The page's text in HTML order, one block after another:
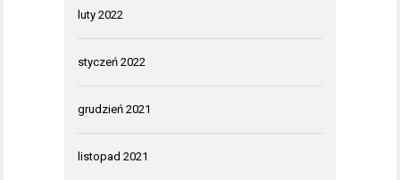
luty 2022
styczeń 2022
grudzień 2021
listopad 2021